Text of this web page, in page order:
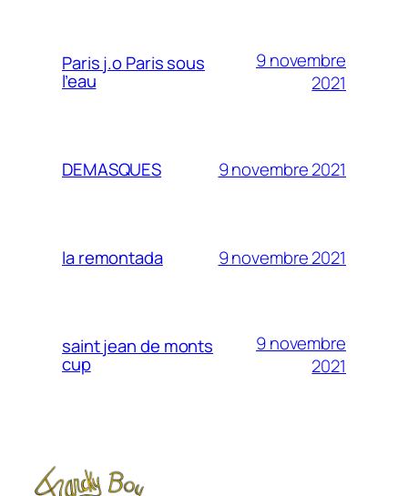
Paris j.o Paris sous
l’eau
9 novembre
2021
DEMASQUES 9 novembre 2021
la remontada 9 novembre 2021
saint jean de monts
cup
9 novembre
2021